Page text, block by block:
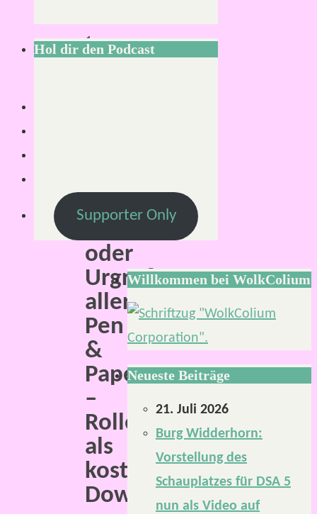
1
Mutter,
Großmutter
oder
Urgroßmutter
aller
Pen
&
Paper
–
Rollenspiele
als
kostenloser
Download.
Hol dir den Podcast
Supporter Only
Willkommen bei WolkColium
Neueste Beiträge
21. Juli 2026
Burg Widderhorn:
Vorstellung des
Schauplatzes für DSA 5
nun als Video auf